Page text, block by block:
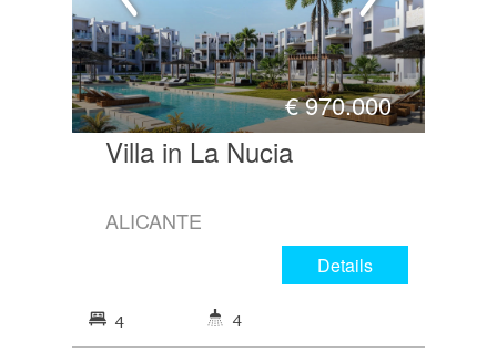
€970.000
Villa in La Nucia
ALICANTE
Details
4 4